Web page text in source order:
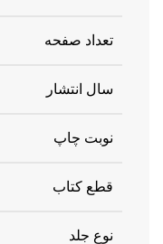
تعداد صفحه
سال انتشار
نوبت چاپ
قطع کتاب
نوع جلد